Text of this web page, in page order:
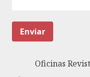
Enviar
Oficinas